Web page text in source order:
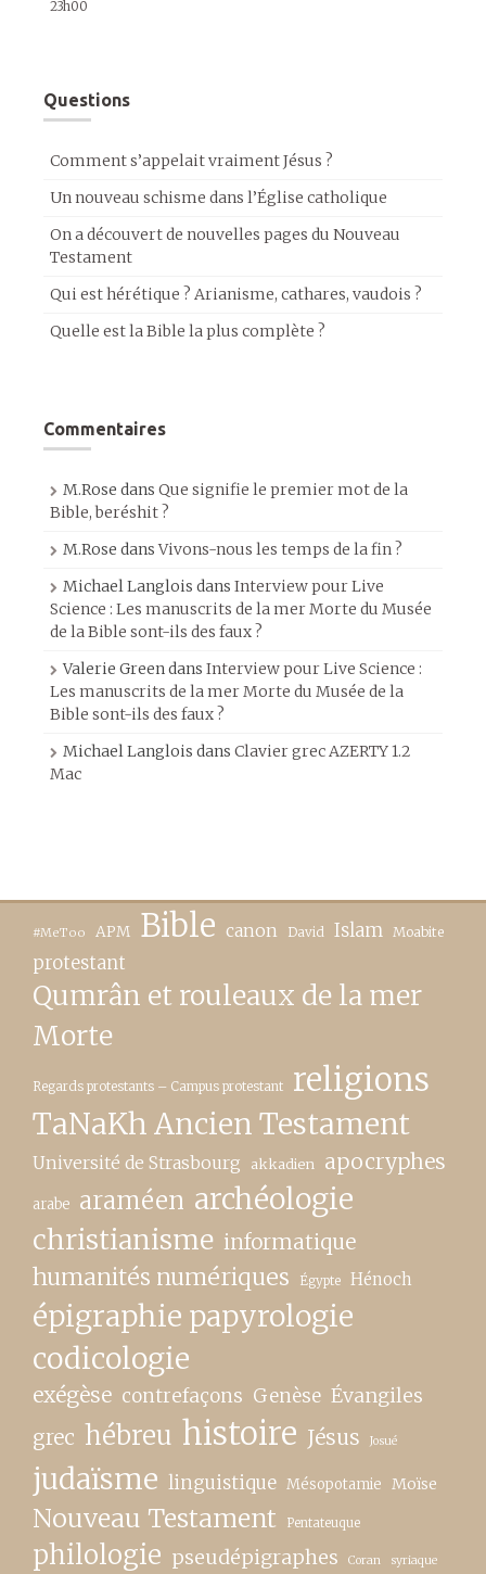
23h00
Questions
Comment s’appelait vraiment Jésus ?
Un nouveau schisme dans l’Église catholique
On a découvert de nouvelles pages du Nouveau
Testament
Qui est hérétique ? Arianisme, cathares, vaudois ?
Quelle est la Bible la plus complète ?
Commentaires
M.Rose dans Que signifie le premier mot de la
Bible, beréshit ?
M.Rose dansVivons-nous les temps de la fin ?
Michael Langlois dans Interview pour Live
Science : Les manuscrits de la mer Morte du Musée
de la Bible sont-ils des faux ?
Valerie Greendans Interview pour Live Science :
Les manuscrits de la mer Morte du Musée de la
Bible sont-ils des faux ?
Michael Langlois dans Clavier grec AZERTY 1.2
Mac
#MeToo APM Bible canon David Islam Moabite
protestant
Qumrân et rouleaux de la mer
Morte
Regards protestants – Campus protestant religions
TaNaKh Ancien Testament
Université de Strasbourg akkadien apocryphes
arabe araméen archéologie
christianisme informatique
humanités numériques Égypte Hénoch
épigraphie papyrologie
codicologie
exégèse contrefaçons Genèse Évangiles
grec hébreu histoire Jésus Josué
judaïsme linguistique Mésopotamie Moïse
Nouveau Testament Pentateuque
philologie pseudépigraphes Coran syriaque